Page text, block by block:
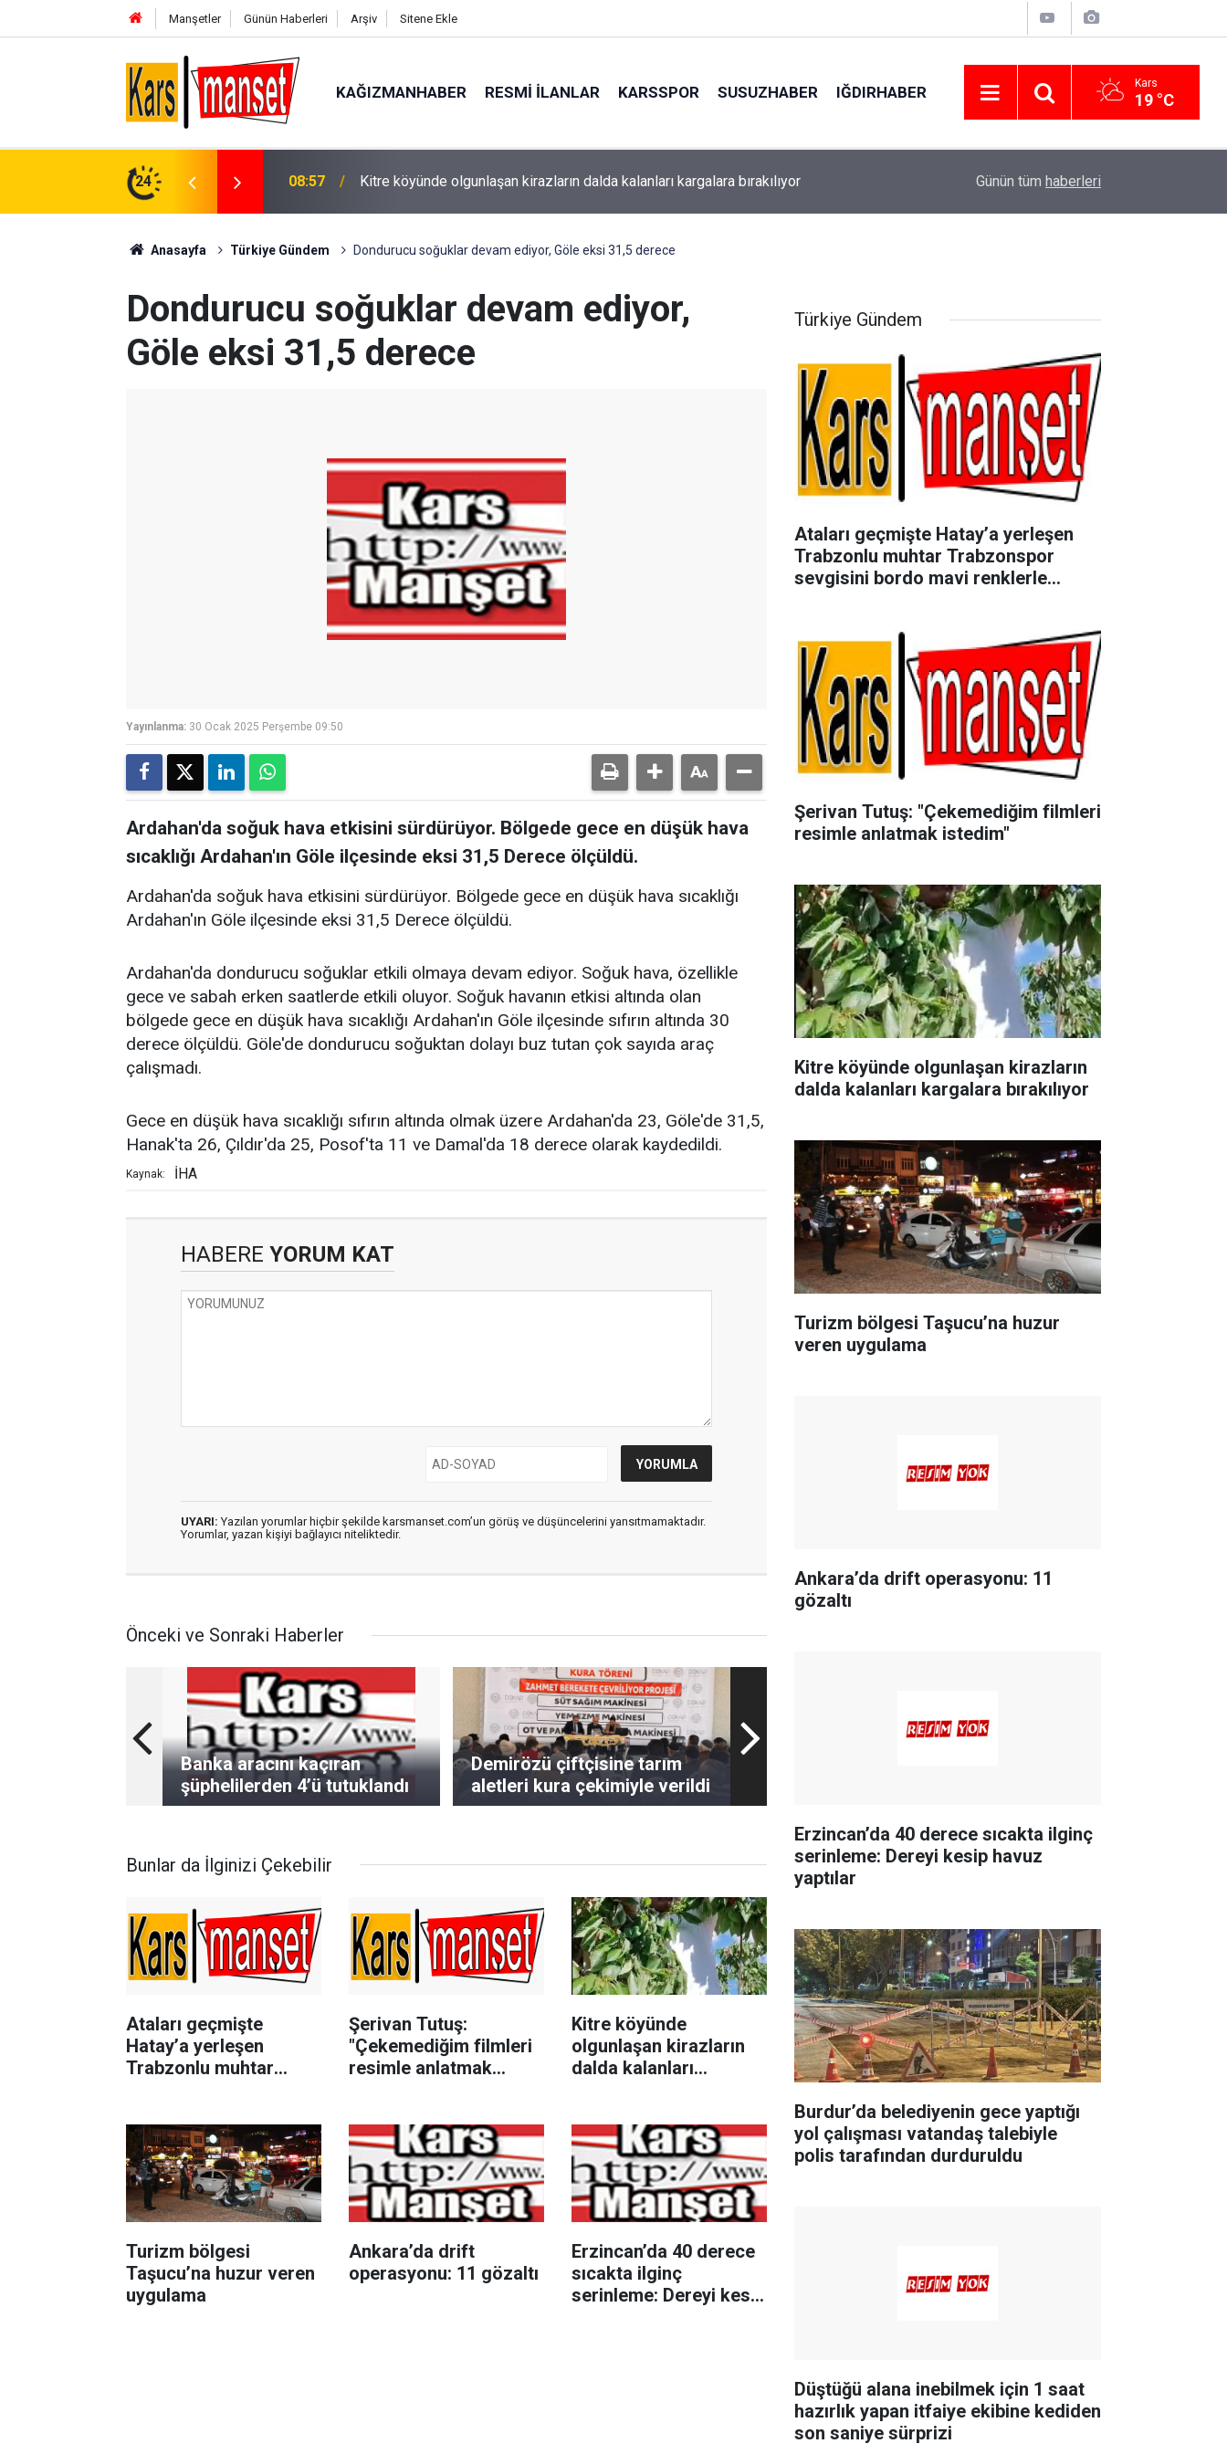
Manşetler Günün Haberleri Arşiv Sitene Ekle
KAĞIZMANHABER RESMI İLANLAR KARSSPOR SUSUZHABER IĞDIRHABER Kars
19 °C
24 08:57 Kitre köyünde olgunlaşan kirazların dalda kalanları kargalara bırakılıyor
08:31 Kars’ın saklı cenneti Keklik Deresi görenleri hayran bırakıyor
Turizm bölgesi Taşucu’na huzur veren uygulama
Günün tüm haberleri
Anasayfa Türkiye Gündem Dondurucu soğuklar devam ediyor, Göle eksi 31,5 derece
Dondurucu soğuklar devam ediyor,
Göle eksi 31,5 derece
Yayınlanma: 30 Ocak 2025 Perşembe 09:50
Ardahan'da soğuk hava etkisini sürdürüyor. Bölgede gece en düşük hava
sıcaklığı Ardahan'ın Göle ilçesinde eksi 31,5 Derece ölçüldü.
Ardahan'da soğuk hava etkisini sürdürüyor. Bölgede gece en düşük hava sıcaklığı
Ardahan'ın Göle ilçesinde eksi 31,5 Derece ölçüldü.
Ardahan'da dondurucu soğuklar etkili olmaya devam ediyor. Soğuk hava, özellikle
gece ve sabah erken saatlerde etkili oluyor. Soğuk havanın etkisi altında olan
bölgede gece en düşük hava sıcaklığı Ardahan'ın Göle ilçesinde sıfırın altında 30
derece ölçüldü. Göle'de dondurucu soğuktan dolayı buz tutan çok sayıda araç
çalışmadı.
Gece en düşük hava sıcaklığı sıfırın altında olmak üzere Ardahan'da 23, Göle'de 31,5,
Hanak'ta 26, Çıldır'da 25, Posof'ta 11 ve Damal'da 18 derece olarak kaydedildi.
Kaynak: İHA
HABERE YORUM KAT
UYARI: Yazılan yorumlar hiçbir şekilde karsmanset.com’un görüş ve düşüncelerini yansıtmamaktadır.
Yorumlar, yazan kişiyi bağlayıcı niteliktedir.
Önceki ve Sonraki Haberler
Banka aracını kaçıran
şüphelilerden 4’ü tutuklandı
Demirözü çiftçisine tarım
aletleri kura çekimiyle verildi
Bunlar da İlginizi Çekebilir
Ataları geçmişte
Hatay’a yerleşen
Trabzonlu muhtar
yaşatıyor
Şerivan Tutuş:
"Çekemediğim filmleri
resimle anlatmak
Kitre köyünde
olgunlaşan kirazların
dalda kalanları
Turizm bölgesi
Taşucu’na huzur veren
uygulama
Ankara’da drift
operasyonu: 11 gözaltı
Erzincan’da 40 derece
sıcakta ilginç
serinleme: Dereyi kesip
Türkiye Gündem
Ataları geçmişte Hatay’a yerleşen
Trabzonlu muhtar Trabzonspor
sevgisini bordo mavi renklerle
Şerivan Tutuş: "Çekemediğim filmleri
resimle anlatmak istedim"
Kitre köyünde olgunlaşan kirazların
dalda kalanları kargalara bırakılıyor
Turizm bölgesi Taşucu’na huzur
veren uygulama
Ankara’da drift operasyonu: 11
gözaltı
Erzincan’da 40 derece sıcakta ilginç
serinleme: Dereyi kesip havuz
yaptılar
Burdur’da belediyenin gece yaptığı
yol çalışması vatandaş talebiyle
polis tarafından durduruldu
Düştüğü alana inebilmek için 1 saat
hazırlık yapan itfaiye ekibine kediden
son saniye sürprizi